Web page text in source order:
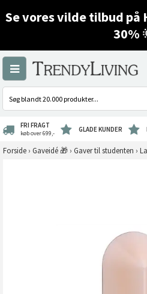
Se vores vilde tilbud på
30%
FRI FRAGT
køb over 699,- GLADE KUNDER
Forside › Gaveidé 🎁 › Gaver til studenten ›